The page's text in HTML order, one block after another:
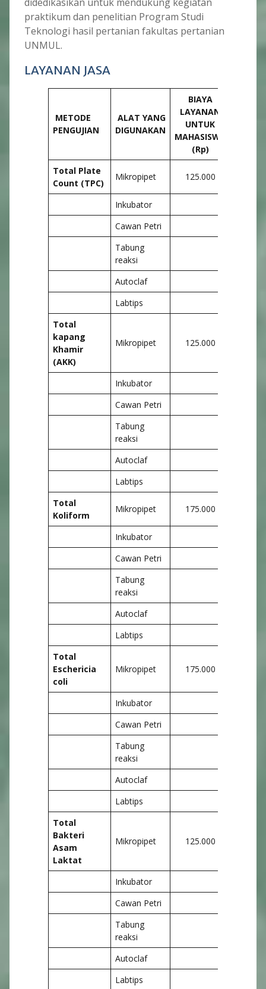
praktikum dan penelitian Program Studi
Teknologi hasil pertanian fakultas pertanian
UNMUL.
LAYANAN JASA
METODE
PENGUJIAN
ALAT YANG
DIGUNAKAN
BIAYA
LAYANAN
UNTUK
MAHASISWA
(Rp)
Total Plate
Count (TPC)
Mikropipet 125.000
Inkubator
Cawan Petri
Tabung
reaksi
Autoclaf
Labtips
Total
kapang
Khamir
(AKK)
Mikropipet 125.000
Inkubator
Cawan Petri
Tabung
reaksi
Autoclaf
Labtips
Total
Koliform
Mikropipet 175.000
Inkubator
Cawan Petri
Tabung
reaksi
Autoclaf
Labtips
Total
Eschericia
coli
Mikropipet 175.000
Inkubator
Cawan Petri
Tabung
reaksi
Autoclaf
Labtips
Total
Bakteri
Asam
Laktat
Mikropipet 125.000
Inkubator
Cawan Petri
Tabung
reaksi
Autoclaf
Labtips